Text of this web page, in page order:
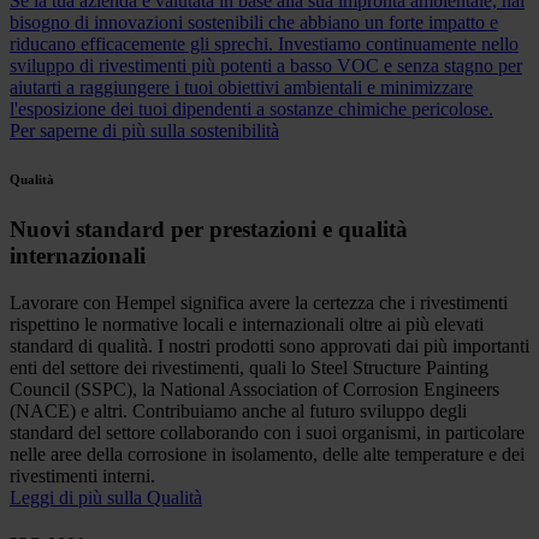
bisogno di innovazioni sostenibili che abbiano un forte impatto e
riducano efficacemente gli sprechi. Investiamo continuamente nello
sviluppo di rivestimenti più potenti a basso VOC e senza stagno per
aiutarti a raggiungere i tuoi obiettivi ambientali e minimizzare
l'esposizione dei tuoi dipendenti a sostanze chimiche pericolose.
Per saperne di più sulla sostenibilità
Qualità
Nuovi standard per prestazioni e qualità
internazionali
Lavorare con Hempel significa avere la certezza che i rivestimenti
rispettino le normative locali e internazionali oltre ai più elevati
standard di qualità. I nostri prodotti sono approvati dai più importanti
enti del settore dei rivestimenti, quali lo Steel Structure Painting
Council (SSPC), la National Association of Corrosion Engineers
(NACE) e altri. Contribuiamo anche al futuro sviluppo degli
standard del settore collaborando con i suoi organismi, in particolare
nelle aree della corrosione in isolamento, delle alte temperature e dei
rivestimenti interni.
Leggi di più sulla Qualità